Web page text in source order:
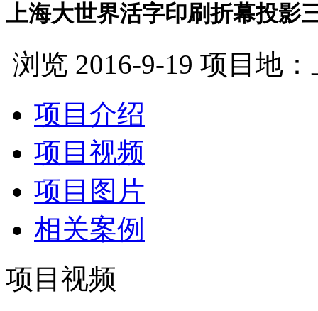
上海大世界活字印刷折幕投影
浏览 2016-9-19 项目地：
项目介绍
项目视频
项目图片
相关案例
项目视频